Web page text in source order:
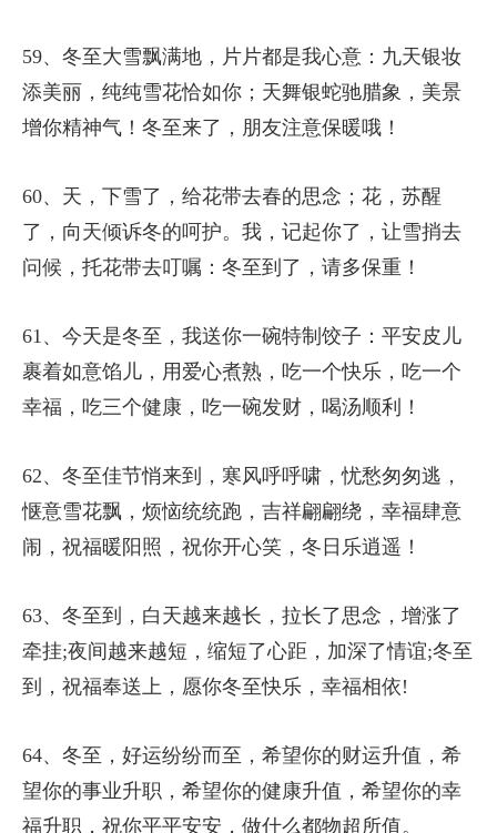
59、冬至大雪飘满地，片片都是我心意：九天银妆
添美丽，纯纯雪花恰如你；天舞银蛇驰腊象，美景
增你精神气！冬至来了，朋友注意保暖哦！
60、天，下雪了，给花带去春的思念；花，苏醒
了，向天倾诉冬的呵护。我，记起你了，让雪捎去
问候，托花带去叮嘱：冬至到了，请多保重！
61、今天是冬至，我送你一碗特制饺子：平安皮儿
裹着如意馅儿，用爱心煮熟，吃一个快乐，吃一个
幸福，吃三个健康，吃一碗发财，喝汤顺利！
62、冬至佳节悄来到，寒风呼呼啸，忧愁匆匆逃，
惬意雪花飘，烦恼统统跑，吉祥翩翩绕，幸福肆意
闹，祝福暖阳照，祝你开心笑，冬日乐逍遥！
63、冬至到，白天越来越长，拉长了思念，增涨了
牵挂;夜间越来越短，缩短了心距，加深了情谊;冬至
到，祝福奉送上，愿你冬至快乐，幸福相依!
64、冬至，好运纷纷而至，希望你的财运升值，希
望你的事业升职，希望你的健康升值，希望你的幸
福升职，祝你平平安安，做什么都物超所值。